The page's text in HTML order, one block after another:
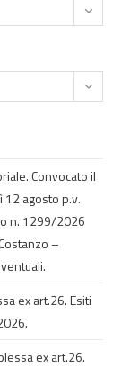
Convocato il
12 agosto p.v.
n. 1299/2026
–
ex art.26. Esiti
ex art.26.